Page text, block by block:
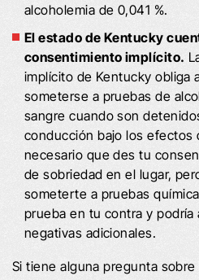
alcoholemia de 0,041 %.
El estado de Kentucky
consentimiento implícito.
implícito de Kentucky obliga
someterse a pruebas de
sangre cuando son
conducción bajo los efectos
necesario que des tu
de sobriedad en el lugar,
someterte a pruebas
prueba en tu contra y podría
negativas adicionales.
Si tiene alguna pregunta